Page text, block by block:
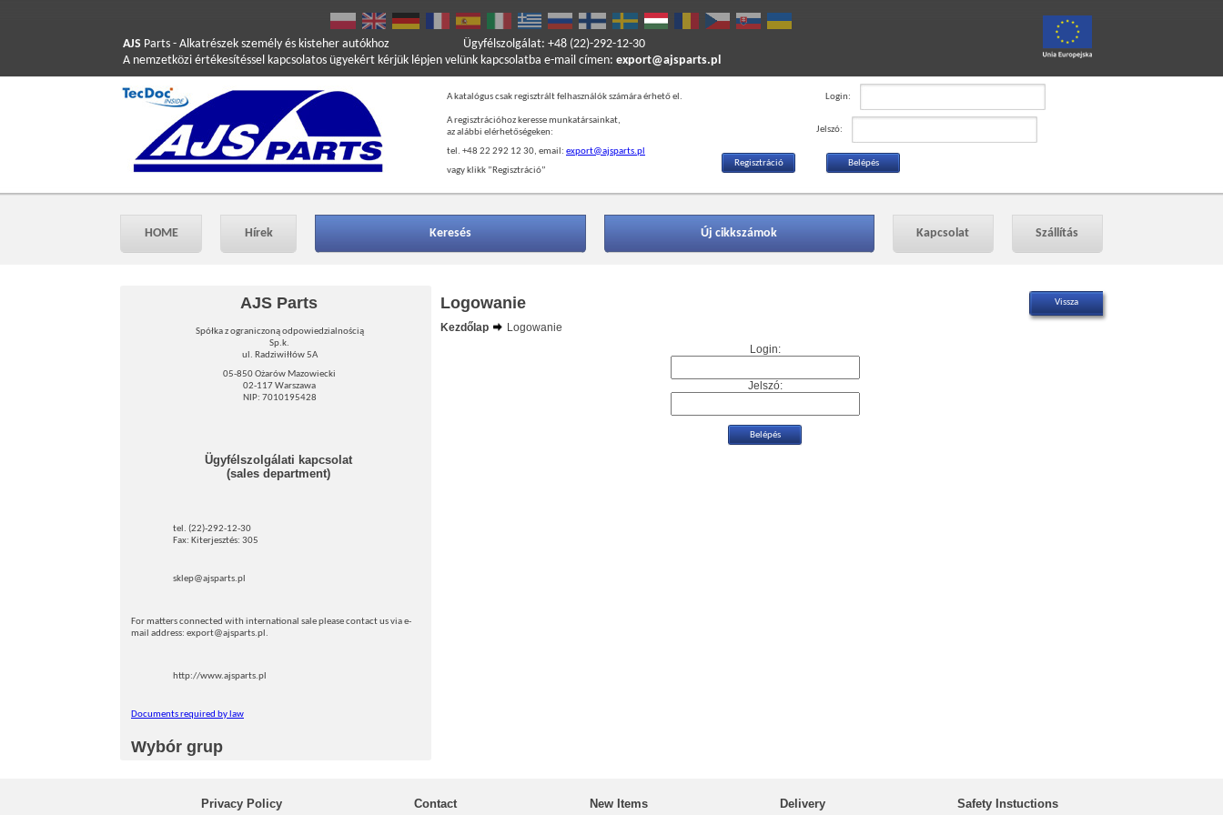
AJS Parts - Alkatrészek személy és kisteher autókhoz
A nemzetközi értékesítéssel kapcsolatos ügyekért kérjük lépjen velünk kapcsolatba e-mail címen: export@ajsparts.pl
Ügyfélszolgálat: +48 (22)-292-12-30
A katalógus csak regisztrált felhasználók számára érhető el.
A regisztrációhoz keresse munkatársainkat,
az alábbi elérhetőségeken:
tel. +48 22 292 12 30, email: export@ajsparts.pl
vagy klikk ”Regisztráció”
Login:
Jelszó:
Regisztráció
HOME Hírek Keresés Új cikkszámok Kapcsolat Szállítás
AJS Parts
Spółka z ograniczoną odpowiedzialnością
Sp.k.
ul. Radziwiłłów 5A
05-850 Ożarów Mazowiecki
02-117 Warszawa
NIP: 7010195428
Ügyfélszolgálati kapcsolat
(sales department)
tel. (22)-292-12-30
Fax: Kiterjesztés: 305
sklep@ajsparts.pl
For matters connected with international sale please contact us via e-
mail address: export@ajsparts.pl.
http://www.ajsparts.pl
Documents required by law
Wybór grup
Logowanie
Kezdőlap
Logowanie
Login:
Jelszó:
Privacy Policy Contact New Items Delivery Safety Instuctions